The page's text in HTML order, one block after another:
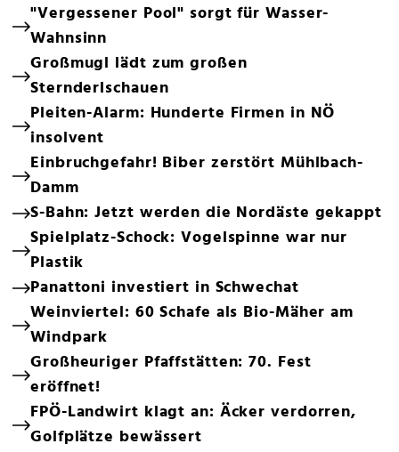
"Vergessener Pool" sorgt für Wasser-
Wahnsinn
Großmugl lädt zum großen
Sternderlschauen
Pleiten-Alarm: Hunderte Firmen in NÖ
insolvent
Einbruchgefahr! Biber zerstört Mühlbach-
Damm
S-Bahn: Jetzt werden die Nordäste gekappt
Spielplatz-Schock: Vogelspinne war nur
Plastik
Panattoni investiert in Schwechat
Weinviertel: 60 Schafe als Bio-Mäher am
Windpark
Großheuriger Pfaffstätten: 70. Fest
eröffnet!
FPÖ-Landwirt klagt an: Äcker verdorren,
Golfplätze bewässert